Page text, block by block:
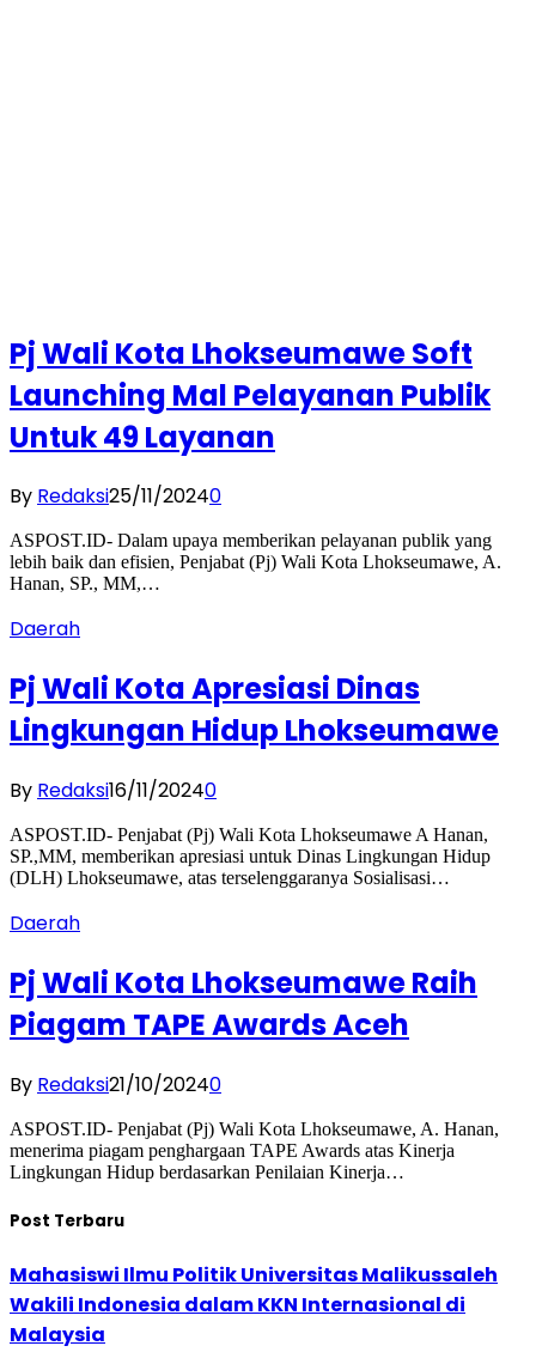
Pj Wali Kota Lhokseumawe Soft
Launching Mal Pelayanan Publik
Untuk 49 Layanan
By Redaksi25/11/20240
ASPOST.ID- Dalam upaya memberikan pelayanan publik yang
lebih baik dan efisien, Penjabat (Pj) Wali Kota Lhokseumawe, A.
Hanan, SP., MM,…
Daerah
Pj Wali Kota Apresiasi Dinas
Lingkungan Hidup Lhokseumawe
By Redaksi16/11/20240
ASPOST.ID- Penjabat (Pj) Wali Kota Lhokseumawe A Hanan,
SP.,MM, memberikan apresiasi untuk Dinas Lingkungan Hidup
(DLH) Lhokseumawe, atas terselenggaranya Sosialisasi…
Daerah
Pj Wali Kota Lhokseumawe Raih
Piagam TAPE Awards Aceh
By Redaksi21/10/20240
ASPOST.ID- Penjabat (Pj) Wali Kota Lhokseumawe, A. Hanan,
menerima piagam penghargaan TAPE Awards atas Kinerja
Lingkungan Hidup berdasarkan Penilaian Kinerja…
Post Terbaru
Mahasiswi Ilmu Politik Universitas Malikussaleh
Wakili Indonesia dalam KKN Internasional di
Malaysia